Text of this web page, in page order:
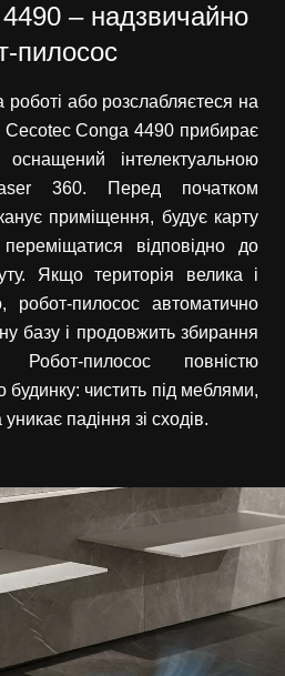
– надзвичайно
пилосос
роботі або розслабляєтеся на
Cecotec Conga 4490 прибирає
інтелектуальною
360. Перед початком
приміщення, будує карту
відповідно до
Якщо територія велика і
робот-пилосос автоматично
базу і продовжить збирання
Робот-пилосос повністю
будинку: чистить під меблями,
падіння зі сходів.